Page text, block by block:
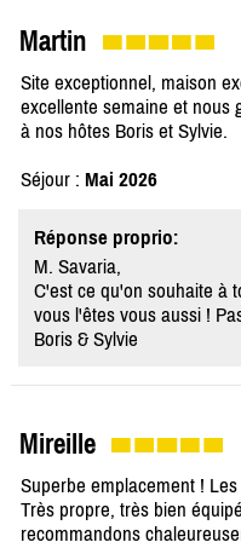
Martin
Site exceptionnel, maison
excellente semaine et nous
à nos hôtes Boris et Sylvie.
Séjour : Mai 2026
Réponse proprio:
M. Savaria,
C'est ce qu'on souhaite à
vous l'êtes vous aussi !
Boris & Sylvie
Mireille
Superbe emplacement !
Très propre, très bien
recommandons